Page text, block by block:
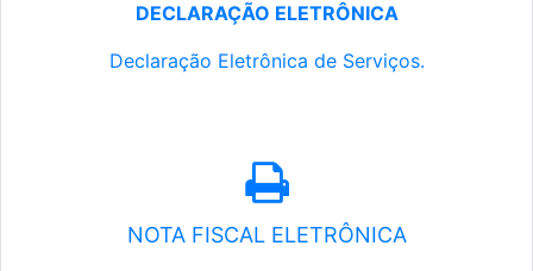
DECLARAÇÃO ELETRÔNICA
Declaração Eletrônica de Serviços.
NOTA FISCAL ELETRÔNICA